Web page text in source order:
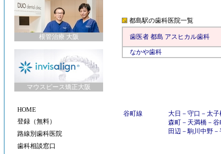
根管治療 大阪
マウスピース矯正大阪
HOME
登録（無料）
路線別歯科医院
歯科相談窓口
都島駅の歯科医院一覧
歯医者 都島 アスヒカル歯科
なかや歯科
谷町線 大日 － 守口 － 太子
森町 － 天満橋 － 谷
田辺 －駒川中野 －